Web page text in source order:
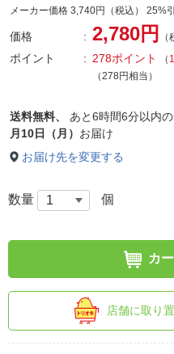
メーカー価格 3,740円（税込） 25%
価格 2,780円 （
ポイント 278ポイント （
（278円相当）
送料無料、 あと6時間6分以内
月10日（月） お届け
お届け先を変更する
数量 個
カ
店舗に取り